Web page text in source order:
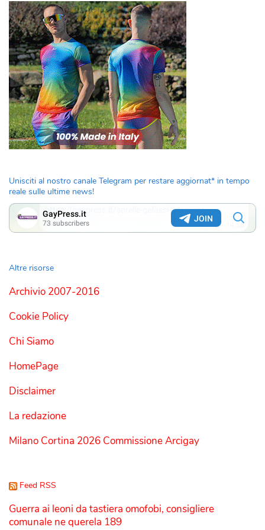
Unisciti al nostro canale Telegram per restare aggiornat* in tempo
reale sulle ultime news!
Altre risorse
Archivio 2007-2016
Cookie Policy
Chi Siamo
HomePage
Disclaimer
La redazione
Milano Cortina 2026 Commissione Arcigay
Feed RSS
Guerra ai leoni da tastiera omofobi, consigliere
comunale ne querela 189